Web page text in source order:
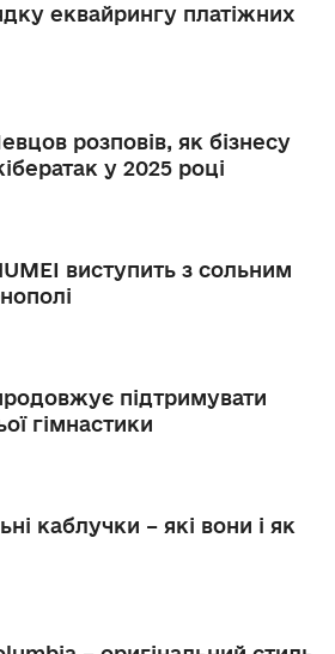
еквайрингу платіжних
розповів, як бізнесу
у 2025 році
виступить з сольним
підтримувати
гімнастики
каблучки – які вони і як